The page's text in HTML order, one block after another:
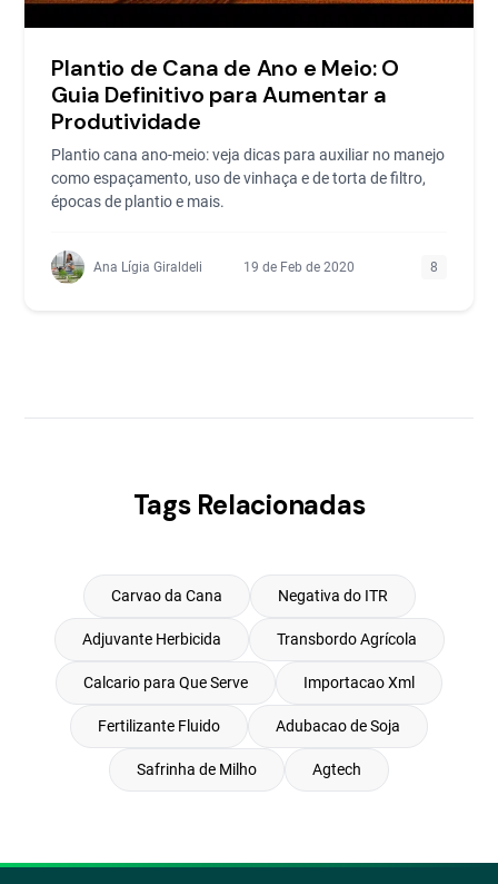
Plantio de Cana de Ano e Meio: O
Guia Definitivo para Aumentar a
Produtividade
Plantio cana ano-meio: veja dicas para auxiliar no manejo
como espaçamento, uso de vinhaça e de torta de filtro,
épocas de plantio e mais.
Ana Lígia Giraldeli 19 de Feb de 2020 8
Tags Relacionadas
Carvao da Cana Negativa do ITR
Adjuvante Herbicida Transbordo Agrícola
Calcario para Que Serve Importacao Xml
Fertilizante Fluido Adubacao de Soja
Safrinha de Milho Agtech